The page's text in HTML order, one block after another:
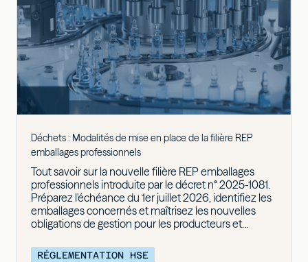
Déchets : Modalités de mise en place de la filière REP
emballages professionnels
Tout savoir sur la nouvelle filière REP emballages
professionnels introduite par le décret n° 2025-1081.
Préparez l'échéance du 1er juillet 2026, identifiez les
emballages concernés et maîtrisez les nouvelles
obligations de gestion pour les producteurs et
RÉGLEMENTATION HSE